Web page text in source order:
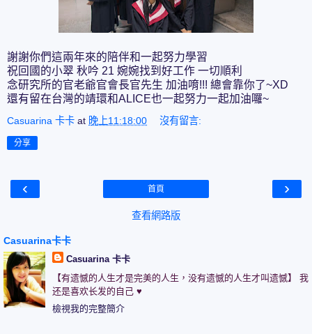
謝謝你們這兩年來的陪伴和一起努力學習
祝回國的小翠 秋吟 21 婉婉找到好工作 一切順利
念研究所的官老爺官會長官先生 加油唷!!! 總會靠你了~XD
還有留在台灣的靖環和ALICE也一起努力一起加油囉~
Casuarina 卡卡 at 晚上11:18:00 沒有留言:
分享
‹ ›
首頁
查看網路版
Casuarina卡卡
Casuarina 卡卡
【有遗憾的人生才是完美的人生，没有遗憾的人生才叫遗憾】 我
还是喜欢长发的自己 ♥
檢視我的完整簡介